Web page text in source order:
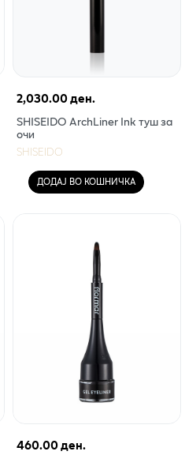
2,030.00 ден.
SHISEIDO ArchLiner Ink туш за
очи
SHISEIDO
ДОДАЈ ВО КОШНИЧКА
460.00 ден.